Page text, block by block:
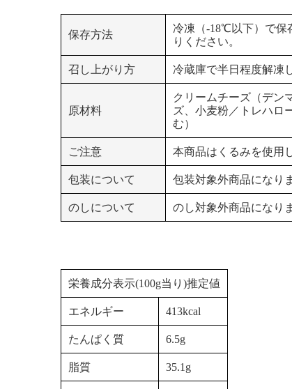
保存方法
冷凍（-18℃以下）で保
りください。
召し上がり方 冷蔵庫で半日程度解凍
原材料
クリームチーズ（デン
ズ、小麦粉／トレハロ
む）
ご注意 本商品はくるみを使用
包装について 包装対象外商品になり
のしについて のし対象外商品になり
栄養成分表示(100g当り)推定値
エネルギー 413kcal
たんぱく質 6.5g
脂質 35.1g